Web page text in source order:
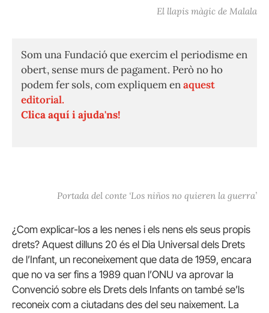
El llapis màgic de Malala
Som una Fundació que exercim el periodisme en
obert, sense murs de pagament. Però no ho
podem fer sols, com expliquem enaquest
editorial.
Clica aquí i ajuda'ns!
Portada del conte ‘Los niños no quieren la guerra’
¿Com explicar-los a les nenes i els nens els seus propis
drets? Aquest dilluns 20 és el Dia Universal dels Drets
de l’Infant, un reconeixement que data de 1959, encara
que no va ser fins a 1989 quan l’ONU va aprovar la
Convenció sobre els Drets dels Infants on també se’ls
reconeix com a ciutadans des del seu naixement. La